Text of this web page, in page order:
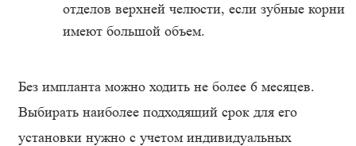
отделов верхней челюсти, если зубные корни
имеют большой объем.
Без импланта можно ходить не более 6 месяцев.
Выбирать наиболее подходящий срок для его
установки нужно с учетом индивидуальных